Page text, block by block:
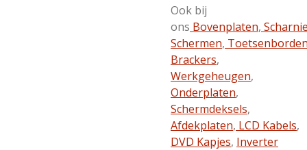
Ook bij
ons Bovenplaten,
Schermen,
Brackers,
Werkgeheugen,
Onderplaten,
Schermdeksels,
Afdekplaten, LCD Kabels,
DVD Kapjes, Inverter